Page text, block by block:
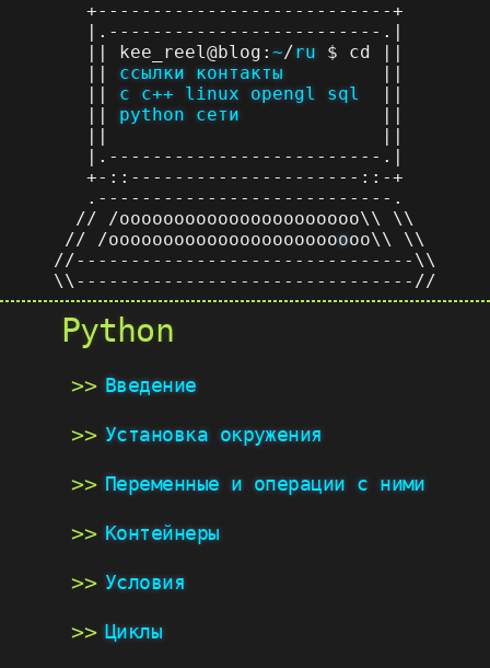
+---------------------------+
|.-------------------------.|
|| kee_reel@blog: ~/ru $ cd ||
|| ссылки контакты ||
|| c c++ linux opengl sql
||
|| python сети ||
|| ||
|.-------------------------.|
+-::---------------------::-+
.---------------------------.
// /oooooooooooooooooooooo\\ \\
// /oooooooooooooooooooooooo\\ \\
//-------------------------------\\
\\-------------------------------//
Python
Введение
Установка окружения
Переменные и операции с ними
Контейнеры
Условия
Циклы